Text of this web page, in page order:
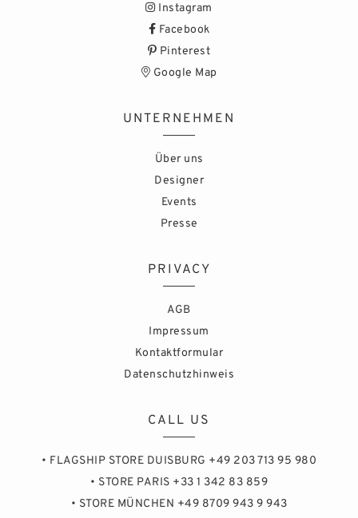
Instagram
Facebook
Pinterest
Google Map
UNTERNEHMEN
Über uns
Designer
Events
Presse
PRIVACY
AGB
Impressum
Kontaktformular
Datenschutzhinweis
CALL US
• FLAGSHIP STORE DUISBURG +49 203 713 95 980
• STORE PARIS +33 1 342 83 859
• STORE MÜNCHEN +49 8709 943 9 943